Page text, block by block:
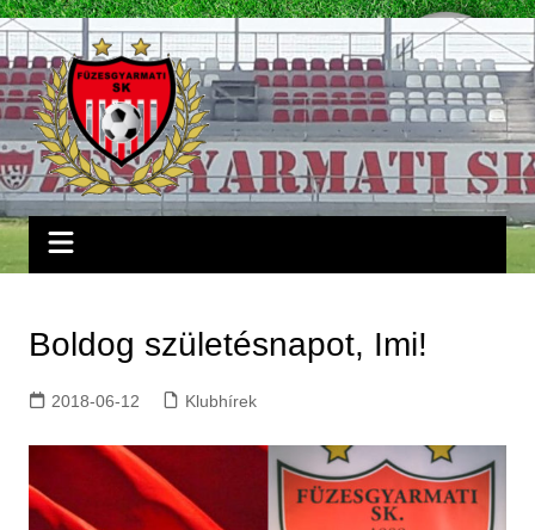
Skip
to
content
Boldog születésnapot, Imi!
2018-06-12 Klubhírek